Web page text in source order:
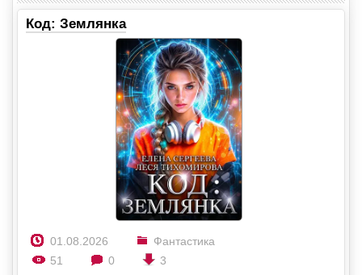
Код: Землянка
01.08.2026
Фантастика
51
0 3